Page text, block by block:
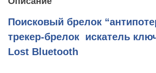
Поисковый брелок
трекер-брелок искатель
Lost Bluetooth